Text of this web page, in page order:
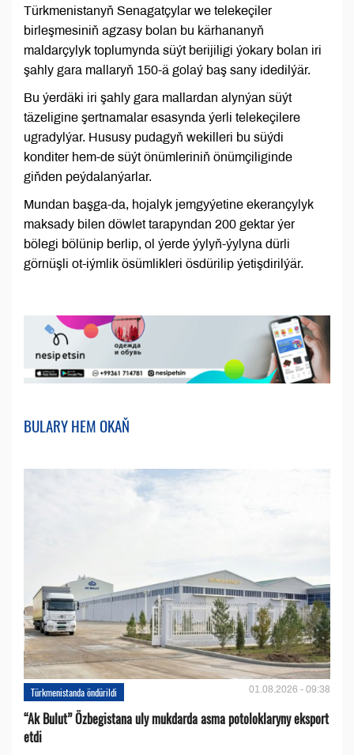
Türkmenistanyň Senagatçylar we telekeçiler
birleşmesiniň agzasy bolan bu kärhananyň
maldarçylyk toplumynda süýt berijiligi ýokary bolan iri
şahly gara mallaryň 150-ä golaý baş sany idedilýär.
Bu ýerdäki iri şahly gara mallardan alynýan süýt
täzeligine şertnamalar esasynda ýerli telekeçilere
ugradylýar. Hususy pudagyň wekilleri bu süýdi
konditer hem-de süýt önümleriniň önümçiliginde
giňden peýdalanýarlar.
Mundan başga-da, hojalyk jemgyýetine ekerançylyk
maksady bilen döwlet tarapyndan 200 gektar ýer
bölegi bölünip berlip, ol ýerde ýylyň-ýylyna dürli
görnüşli ot-iýmlik ösümlikleri ösdürilip ýetişdirilýär.
BULARY HEM OKAŇ
Türkmenistanda öndürildi 01.08.2026 - 09:38
“Ak Bulut” Özbegistana uly mukdarda asma potoloklaryny eksport
etdi